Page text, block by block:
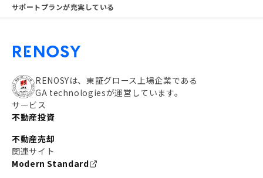
サポートプランが充実している
RENOSYは、東証グロース上場企業である
GA technologiesが運営しています。
サービス
不動産投資
不動産売却
関連サイト
Modern Standard